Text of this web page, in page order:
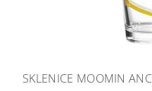
SKLENICE MOOMIN